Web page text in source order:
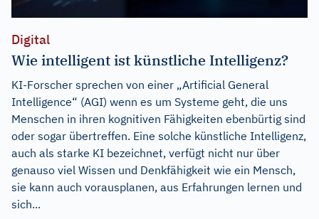
Digital
Wie intelligent ist künstliche Intelligenz?
KI-Forscher sprechen von einer „Artificial General
Intelligence“ (AGI) wenn es um Systeme geht, die uns
Menschen in ihren kognitiven Fähigkeiten ebenbürtig sind
oder sogar übertreffen. Eine solche künstliche Intelligenz,
auch als starke KI bezeichnet, verfügt nicht nur über
genauso viel Wissen und Denkfähigkeit wie ein Mensch,
sie kann auch vorausplanen, aus Erfahrungen lernen und
sich...